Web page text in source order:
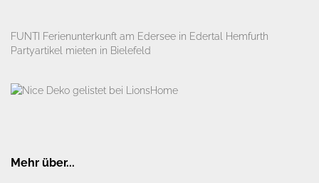
FUNTI Ferienunterkunft am Edersee in Edertal Hemfurth
Partyartikel mieten in Bielefeld
Mehr über...